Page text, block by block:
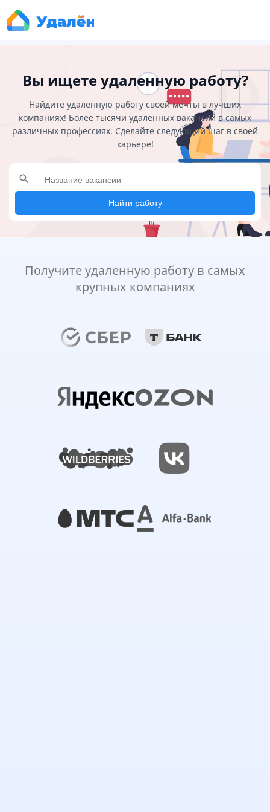
Вы ищете удаленную работу?
Найдите удаленную работу своей мечты в лучших
компаниях! Более тысячи удаленных вакансий в самых
различных профессиях. Сделайте следующий шаг в своей
карьере!
search
Найти работу
Получите удаленную работу в самых
крупных компаниях